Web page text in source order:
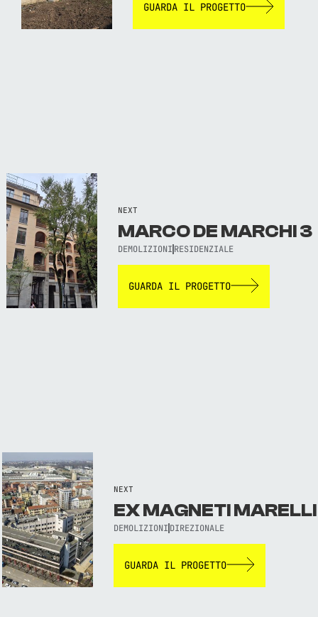
GUARDA IL PROGETTO
NEXT
MARCO DE MARCHI 3
DEMOLIZIONI RESIDENZIALE
GUARDA IL PROGETTO
NEXT
EX MAGNETI MARELLI
DEMOLIZIONI DIREZIONALE
GUARDA IL PROGETTO